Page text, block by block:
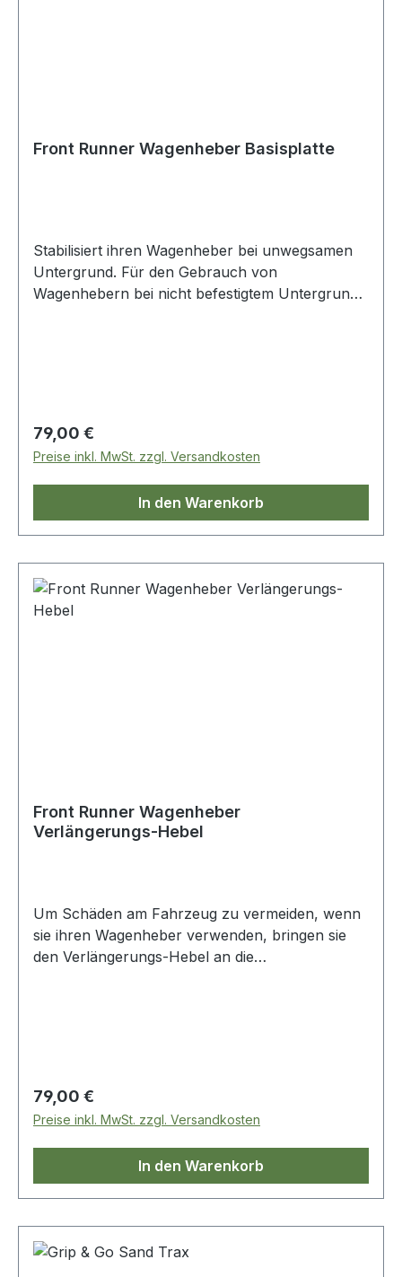
Front Runner Wagenheber Basisplatte
Stabilisiert ihren Wagenheber bei unwegsamen
Untergrund. Für den Gebrauch von
Wagenhebern bei nicht befestigtem Untergrund.
Regulärer Preis:
79,00 €
Preise inkl. MwSt. zzgl. Versandkosten
In den Warenkorb
Front Runner Wagenheber
Verlängerungs-Hebel
Um Schäden am Fahrzeug zu vermeiden, wenn
sie ihren Wagenheber verwenden, bringen sie
den Verlängerungs-Hebel an die
Kompatibel mit den meisten Schlitzen in den
Fahrzeugen.
Regulärer Preis:
79,00 €
Preise inkl. MwSt. zzgl. Versandkosten
In den Warenkorb